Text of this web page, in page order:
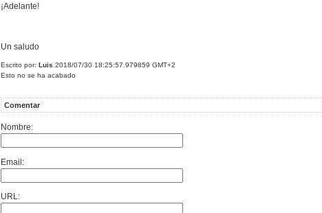
¡Adelante!
Un saludo
Escrito por: Luis.2018/07/30 18:25:57.979859 GMT+2
Esto no se ha acabado
Comentar
Nombre:
Email:
URL: